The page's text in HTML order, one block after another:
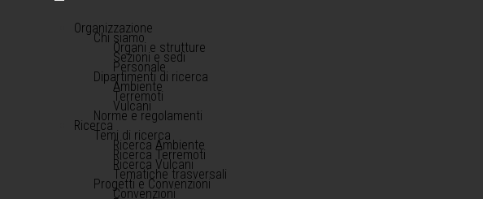
Organizzazione
Chi siamo
Organi e strutture
Sezioni e sedi
Personale
Dipartimenti di ricerca
Ambiente
Terremoti
Vulcani
Norme e regolamenti
Ricerca
Temi di ricerca
Ricerca Ambiente
Ricerca Terremoti
Ricerca Vulcani
Tematiche trasversali
Progetti e Convenzioni
Convenzioni